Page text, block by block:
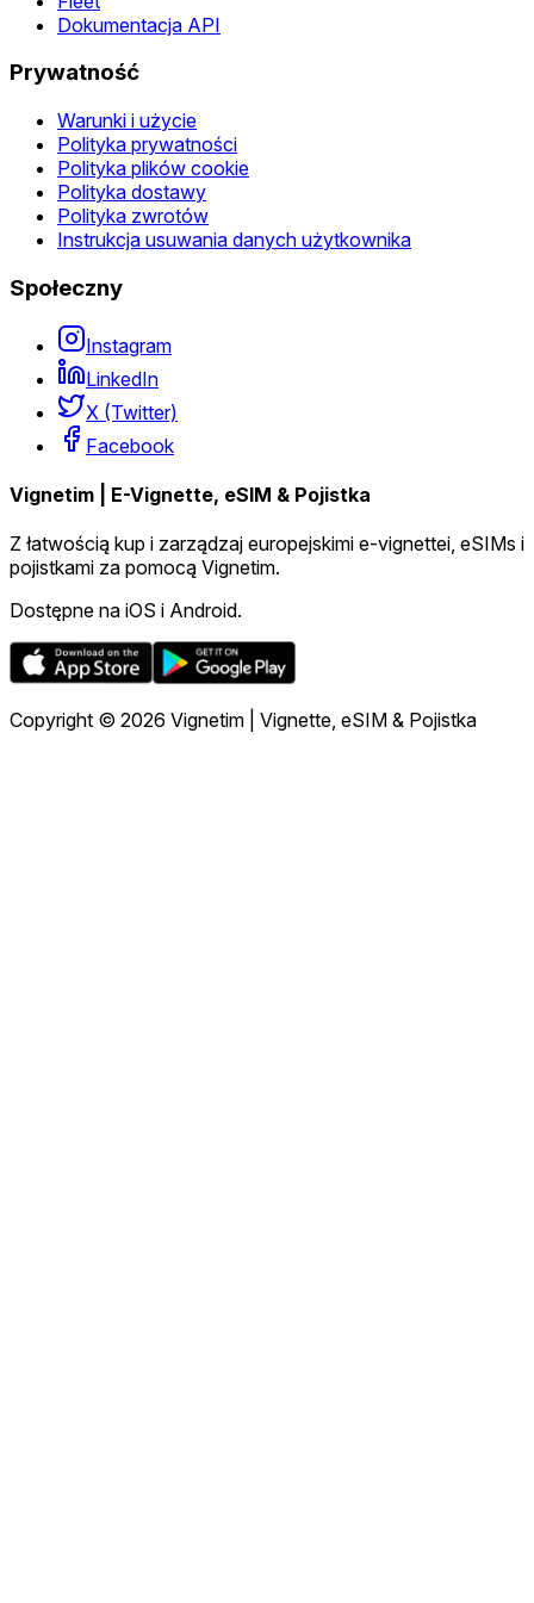
Dokumentacja API
Prywatność
Warunki i użycie
Polityka prywatności
Polityka plików cookie
Polityka dostawy
Polityka zwrotów
Instrukcja usuwania danych użytkownika
Społeczny
Instagram
LinkedIn
X (Twitter)
Facebook
Vignetim | E-Vignette, eSIM & Pojistka
Z łatwością kup i zarządzaj europejskimi e-vignettei, eSIMs i
pojistkami za pomocą Vignetim.
Dostępne na iOS i Android.
Copyright © 2026 Vignetim | Vignette, eSIM & Pojistka